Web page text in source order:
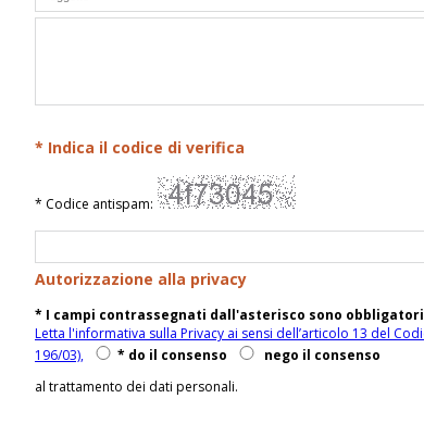
* Indica il codice di verifica
* Codice antispam:
Autorizzazione alla privacy
* I campi contrassegnati dall'asterisco sono obbligatori
Letta l'informativa sulla Privacy ai sensi dell’articolo 13 del Codice in materia di protezione dei dati personali (D.Lgs
196/03),
* do il consenso
nego il consenso
al trattamento dei dati personali.